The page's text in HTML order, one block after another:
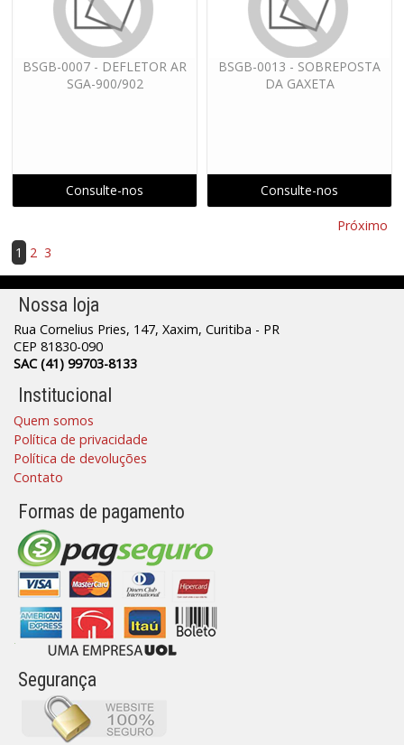
BSGB-0007 - DEFLETOR AR
SGA-900/902
Consulte-nos
BSGB-0013 - SOBREPOSTA
DA GAXETA
Consulte-nos
Próximo
1
2 3
Nossa loja
Rua Cornelius Pries, 147, Xaxim, Curitiba - PR
CEP 81830-090
SAC (41) 99703-8133
Institucional
Quem somos
Política de privacidade
Política de devoluções
Contato
Formas de pagamento
Segurança